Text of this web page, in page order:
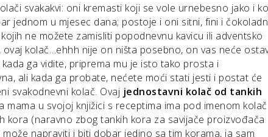
svakakvi: oni kremasti koji se vole urnebesno jako i
jednom u mjesec dana; postoje i oni sitni, fini i
ne možete zamisliti popodnevnu kavicu ili adventsko
ovaj kolač…ehhh nije on ništa posebno, on vas neće
ga vidite, priprema mu je isto tako prosta i
ali kada ga probate, nećete moći stati jesti i postat će
svakodnevni kolač. Ovaj jednostavni kolač od tankih
mama u svojoj knjižici s receptima ima pod imenom kolač
kora (naravno zbog tankih kora za savijače proizvođača
napraviti i biti dobar jedino sa tim korama, ja sam